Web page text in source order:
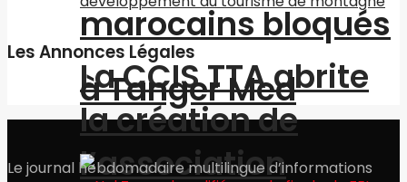
La CCIS TTA abrite
la création de
l’association
marocains bloqués
à Tanger Med
Les Annonces Légales
Le journal hebdomadaire multilingue d’informations